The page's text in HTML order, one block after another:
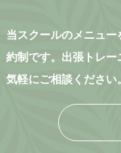
当スクールのメニュ
約制です。出張トレ
気軽にご相談ください。